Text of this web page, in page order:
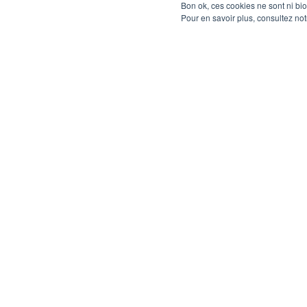
Bon ok, ces cookies ne sont ni
Pour en savoir plus, consultez